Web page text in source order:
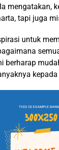
mengatakan,
tapi juga
untuk
berharap
kepada